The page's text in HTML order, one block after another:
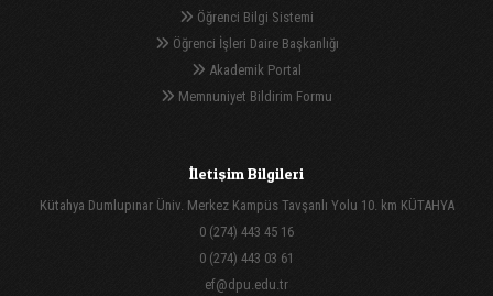
Öğrenci Bilgi Sistemi
Öğrenci İşleri Daire Başkanlığı
Akademik Portal
Memnuniyet Bildirim Formu
İletişim Bilgileri
Kütahya Dumlupınar Üniv. Merkez Kampüs Tavşanlı Yolu 10. km KÜTAHYA
0 (274) 443 45 16
0 (274) 443 03 61
ef@dpu.edu.tr